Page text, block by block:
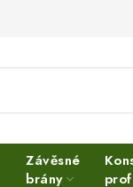
Závěsné
brány